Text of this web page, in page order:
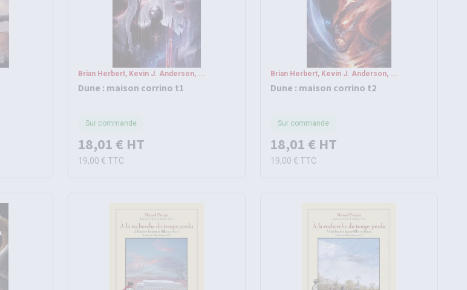
Brian Herbert, Kevin J. Anderson, ...
Dune : maison corrino t1
Sur commande
18,01 € HT
19,00 € TTC
Brian Herbert, Kevin J. Anderson, ...
Dune : maison corrino t2
Sur commande
18,01 € HT
19,00 € TTC